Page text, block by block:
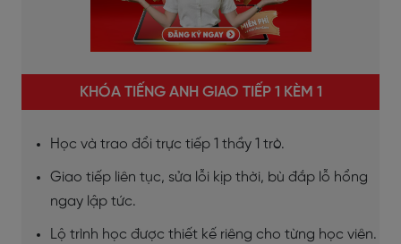
KHÓA TIẾNG ANH GIAO TIẾP 1 KÈM 1
Học và trao đổi trực tiếp 1 thầy 1 trò.
Giao tiếp liên tục, sửa lỗi kịp thời, bù đắp lỗ hổng
ngay lập tức.
Lộ trình học được thiết kế riêng cho từng học viên.